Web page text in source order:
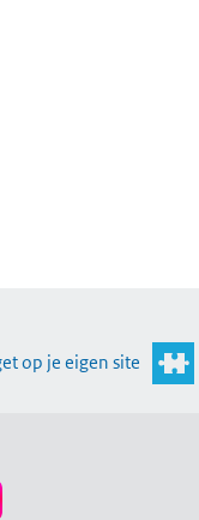
op je eigen site